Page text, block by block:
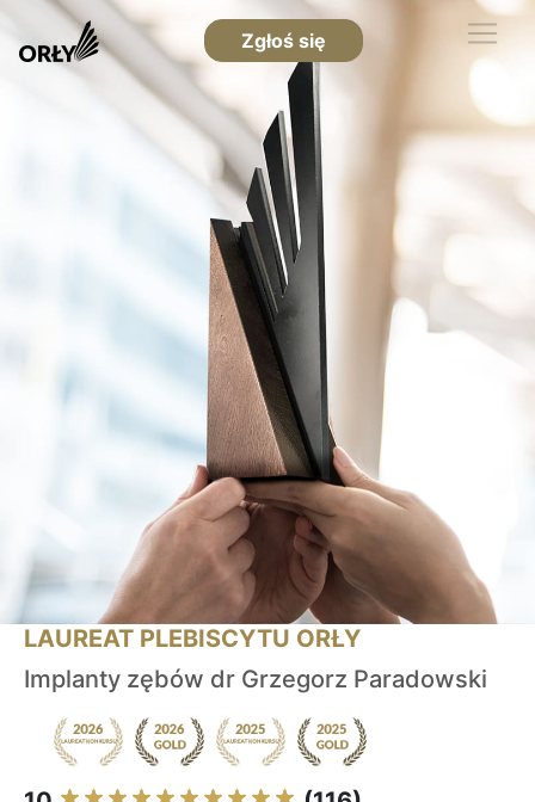
Zgłoś się
LAUREAT PLEBISCYTU ORŁY
Implanty zębów dr Grzegorz Paradowski